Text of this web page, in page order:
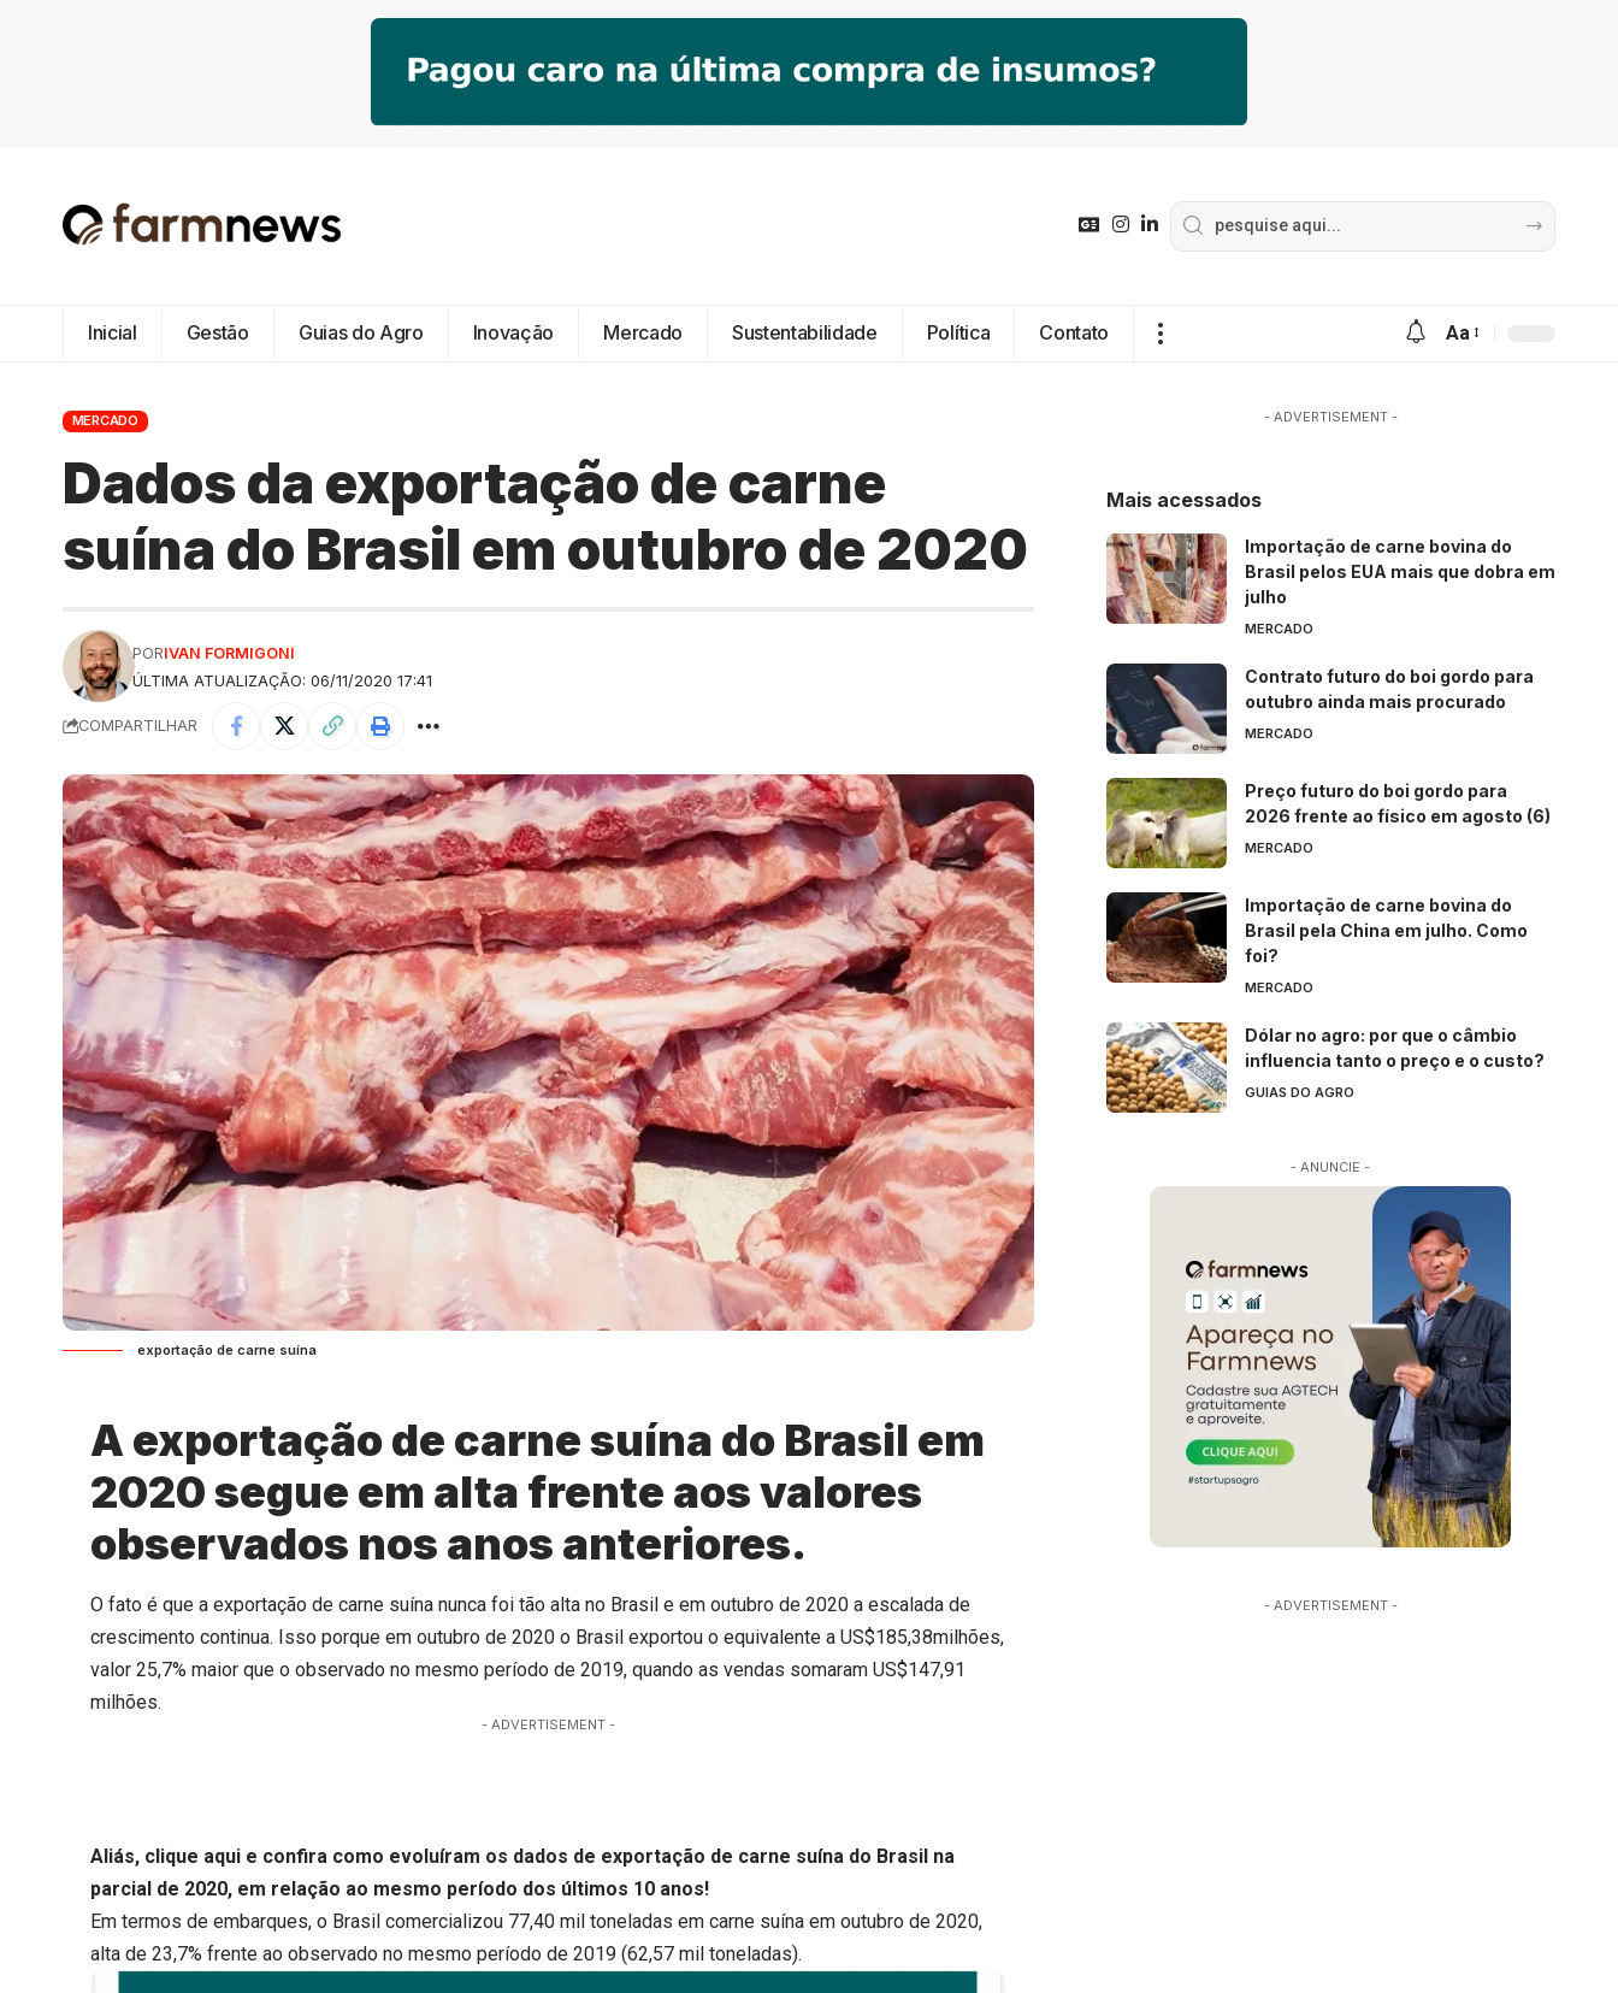
Inicial Gestão Guias do Agro Inovação Mercado Sustentabilidade Política Contato Aa
MERCADO
Dados da exportação de carne
suína do Brasil em outubro de 2020
ÚLTIMA ATUALIZAÇÃO: 06/11/2020 17:41
PORIVAN FORMIGONI
COMPARTILHAR
exportação de carne suína
A exportação de carne suína do Brasil em
2020 segue em alta frente aos valores
observados nos anos anteriores.
O fato é que a exportação de carne suína nunca foi tão alta no Brasil e em outubro de 2020 a escalada de
crescimento continua. Isso porque em outubro de 2020 o Brasil exportou o equivalente a US$185,38milhões,
valor 25,7% maior que o observado no mesmo período de 2019, quando as vendas somaram US$147,91
milhões.
- ADVERTISEMENT -
Aliás, clique aqui e confira como evoluíram os dados de exportação de carne suína do Brasil na
parcial de 2020, em relação ao mesmo período dos últimos 10 anos!
Em termos de embarques, o Brasil comercializou 77,40 mil toneladas em carne suína em outubro de 2020,
alta de 23,7% frente ao observado no mesmo período de 2019 (62,57 mil toneladas).
- ADVERTISEMENT -
Mais acessados
Importação de carne bovina do
Brasil pelos EUA mais que dobra em
julho
MERCADO
Contrato futuro do boi gordo para
outubro ainda mais procurado
MERCADO
Preço futuro do boi gordo para
2026 frente ao físico em agosto (6)
MERCADO
Importação de carne bovina do
Brasil pela China em julho. Como
foi?
MERCADO
Dólar no agro: por que o câmbio
influencia tanto o preço e o custo?
GUIAS DO AGRO
- ANUNCIE -
- ADVERTISEMENT -